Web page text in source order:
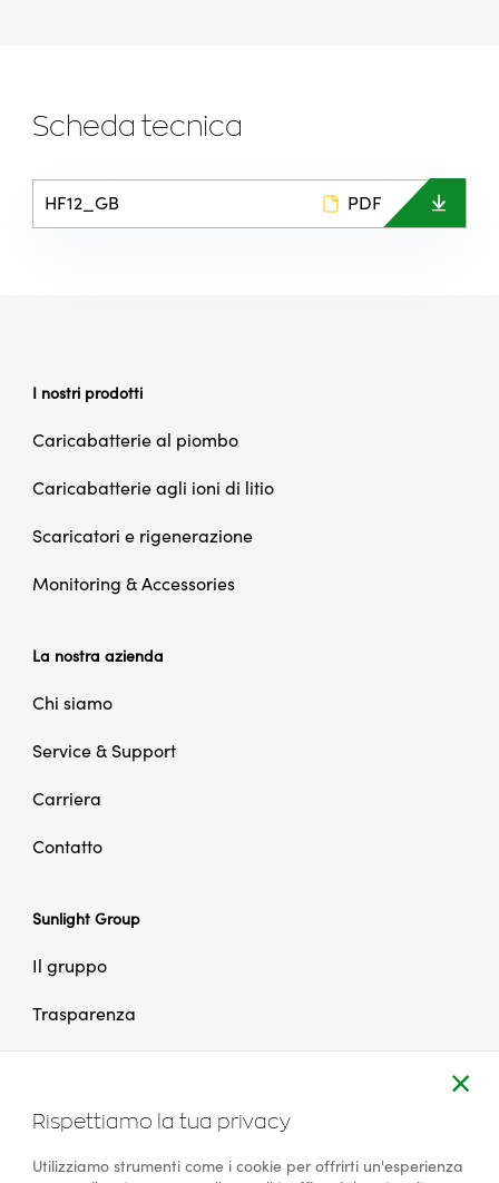
Scheda tecnica
HF12_GB PDF
I nostri prodotti
Caricabatterie al piombo
Caricabatterie agli ioni di litio
Scaricatori e rigenerazione
Monitoring & Accessories
La nostra azienda
Chi siamo
Service & Support
Carriera
Contatto
Sunlight Group
Il gruppo
Trasparenza
Contatto
Close
Rispettiamo la tua privacy
Utilizziamo strumenti come i cookie per offrirti un'esperienza